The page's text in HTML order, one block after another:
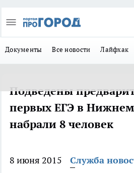
Документы Все новости Лайфхак
Подведены
первых ЕГЭ в
набрали 8 человек
8 июня 2015
Служба